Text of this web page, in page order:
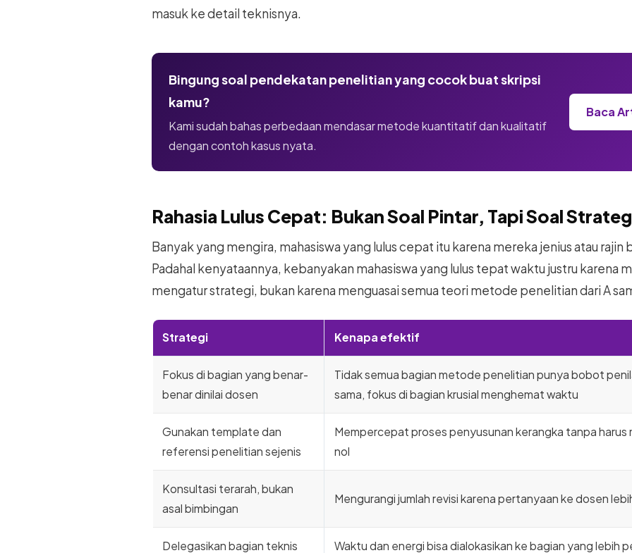
masuk ke detail teknisnya.
Bingung soal pendekatan penelitian yang cocok buat skripsi
kamu?
Kami sudah bahas perbedaan mendasar metode kuantitatif dan kualitatif
dengan contoh kasus nyata.
Baca
Rahasia Lulus Cepat: Bukan Soal Pintar, Tapi Soal
Banyak yang mengira, mahasiswa yang lulus cepat itu karena mereka jenius atau rajin
Padahal kenyataannya, kebanyakan mahasiswa yang lulus tepat waktu justru karena
mengatur strategi, bukan karena menguasai semua teori metode penelitian dari A
Strategi Kenapa efektif
Fokus di bagian yang benar-
benar dinilai dosen
Tidak semua bagian metode penelitian punya bobot
sama, fokus di bagian krusial menghemat waktu
Gunakan template dan
referensi penelitian sejenis
Mempercepat proses penyusunan kerangka tanpa harus
nol
Konsultasi terarah, bukan
asal bimbingan
Mengurangi jumlah revisi karena pertanyaan ke dosen
Delegasikan bagian teknis Waktu dan energi bisa dialokasikan ke bagian yang lebih